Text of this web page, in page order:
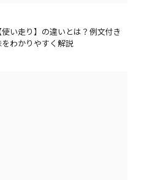
使い走り】の違いとは？例文付き
わかりやすく解説